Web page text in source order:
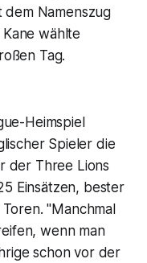
Namenszug
wählte
Tag.
Heimspiel
Spieler die
der Three Lions
Einsätzen, bester
"Manchmal
wenn man
schon vor der